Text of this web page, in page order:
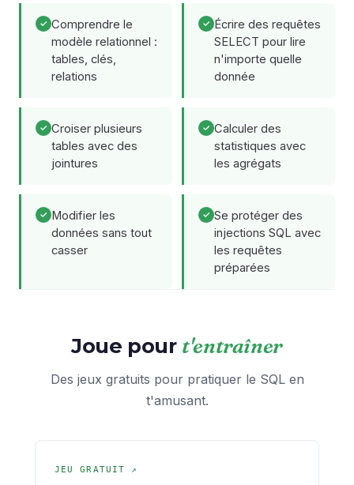
Comprendre le
modèle relationnel :
tables, clés,
relations
Écrire des requêtes
SELECT pour lire
n'importe quelle
donnée
Croiser plusieurs
tables avec des
jointures
Calculer des
statistiques avec
les agrégats
Modifier les
données sans tout
casser
Se protéger des
injections SQL avec
les requêtes
préparées
Joue pour t'entraîner
Des jeux gratuits pour pratiquer le SQL en
t'amusant.
JEU GRATUIT ↗